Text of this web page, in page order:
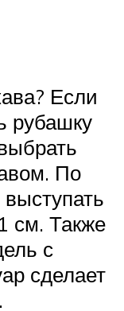
Если
рубашку
По
см. Также
с
сделает